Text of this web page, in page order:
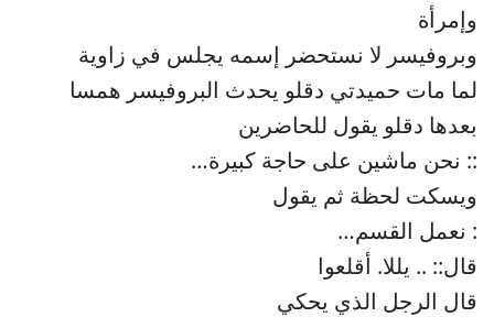
وإمرأة
وبروفيسر لا نستحضر إسمه يجلس في زاوية
لما مات حميدتي دقلو يحدث البروفيسر همسا
بعدها دقلو يقول للحاضرين
:: نحن ماشين على حاجة كبيرة…
ويسكت لحظة ثم يقول
: نعمل القسم…
قال:: .. يللا. أقلعوا
قال الرجل الذي يحكي